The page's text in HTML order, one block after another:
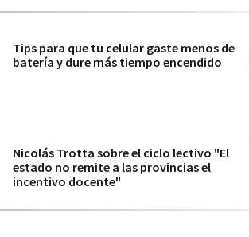
Tips para que tu celular gaste menos de
batería y dure más tiempo encendido
Nicolás Trotta sobre el ciclo lectivo "El
estado no remite a las provincias el
incentivo docente"